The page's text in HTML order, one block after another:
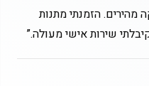
מהירים. הזמנתי מתנות
שירות אישי מעולה.”